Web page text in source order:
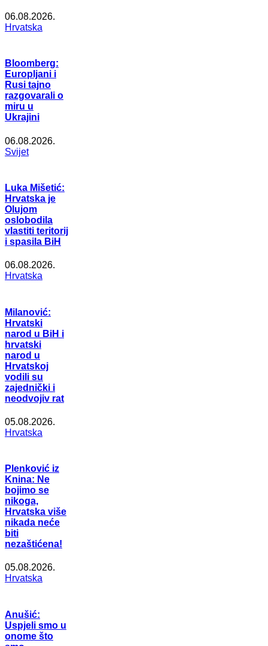
06.08.2026.
Hrvatska
Bloomberg:
Europljani i
Rusi tajno
razgovarali o
miru u
Ukrajini
06.08.2026.
Svijet
Luka Mišetić:
Hrvatska je
Olujom
oslobodila
vlastiti teritorij
i spasila BiH
06.08.2026.
Hrvatska
Milanović:
Hrvatski
narod u BiH i
hrvatski
narod u
Hrvatskoj
vodili su
zajednički i
neodvojiv rat
05.08.2026.
Hrvatska
Plenković iz
Knina: Ne
bojimo se
nikoga,
Hrvatska više
nikada neće
biti
nezaštićena!
05.08.2026.
Hrvatska
Anušić:
Uspjeli smo u
onome što